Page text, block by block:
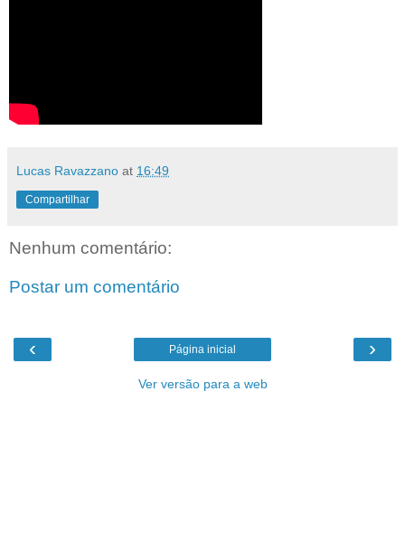
Lucas Ravazzano at 16:49
Compartilhar
Nenhum comentário:
Postar um comentário
‹ ›
Página inicial
Ver versão para a web